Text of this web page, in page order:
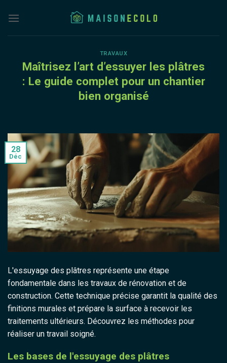
TRAVAUX
Maîtrisez l’art d’essuyer les plâtres
: Le guide complet pour un chantier
bien organisé
28
Déc
L'essuyage des plâtres représente une étape
fondamentale dans les travaux de rénovation et de
construction. Cette technique précise garantit la qualité des
finitions murales et prépare la surface à recevoir les
traitements ultérieurs. Découvrez les méthodes pour
réaliser un travail soigné.
Les bases de l'essuyage des plâtres